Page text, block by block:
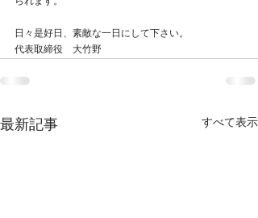
日々是好日、素敵な一日にして下さい。
代表取締役　大竹野
最新記事 すべて表示